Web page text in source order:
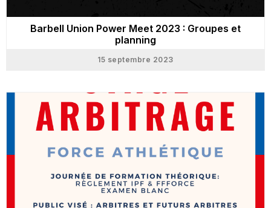
Barbell Union Power Meet 2023 : Groupes et
planning
15 septembre 2023